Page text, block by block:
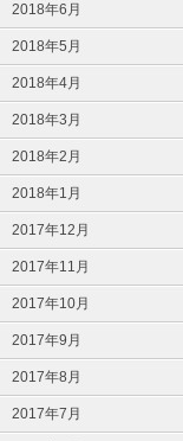
2018年6月
2018年5月
2018年4月
2018年3月
2018年2月
2018年1月
2017年12月
2017年11月
2017年10月
2017年9月
2017年8月
2017年7月